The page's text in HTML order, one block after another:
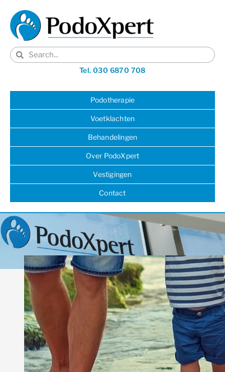
Tel. 030 6870 708
Podotherapie
Voetklachten
Behandelingen
Over PodoXpert
Vestigingen
Contact